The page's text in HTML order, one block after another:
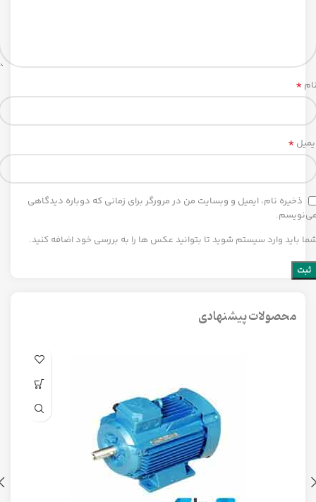
*
*
ذخیره نام، ایمیل و وبسایت من در مرورگر برای زمانی که دوباره دیدگاهی
باید وارد سیستم شوید تا بتوانید عکس ها را به بررسی خود اضافه کنید.
محصولات پیشنهادی